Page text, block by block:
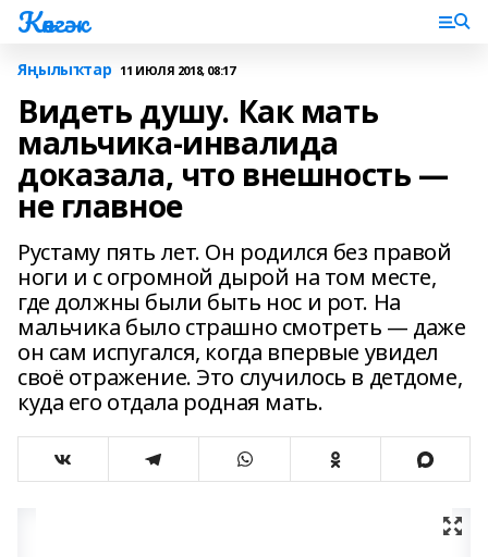
Көнгәк
Яңылыҡтар 11 ИЮЛЯ 2018, 08:17
Видеть душу. Как мать
мальчика-инвалида
доказала, что внешность —
не главное
Рустаму пять лет. Он родился без правой
ноги и с огромной дырой на том месте,
где должны были быть нос и рот. На
мальчика было страшно смотреть — даже
он сам испугался, когда впервые увидел
своё отражение. Это случилось в детдоме,
куда его отдала родная мать.